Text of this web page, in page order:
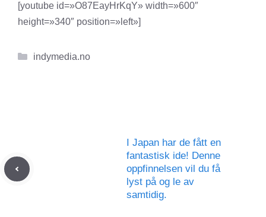
[youtube id=»O87EayHrKqY» width=»600″
height=»340″ position=»left»]
Kategorier
indymedia.no
I Japan har de fått en
fantastisk ide! Denne
oppfinnelsen vil du få
lyst på og le av
samtidig.